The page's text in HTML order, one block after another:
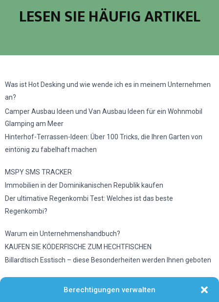
Berechtigungen verwalten
LESEN SIE HÄUFIG ARTIKEL
Was ist Hot Desking und wie wende ich es in meinem Unternehmen
an?
Camper Ausbau Ideen und Van Ausbau Ideen für ein Wohnmobil
Glamping am Meer
Hinterhof-Terrassen-Ideen: Über 100 Tricks, die Ihren Garten von
eintönig zu fabelhaft machen
MSPY SMS TRACKER
Immobilien in der Dominikanischen Republik kaufen
Der ultimative Regenkombi Test: Welches ist das beste
Regenkombi?
Warum ein Unternehmenshandbuch?
KAUFEN SIE KÖDERFISCHE ZUM HECHTFISCHEN
Billardtisch Esstisch – diese Besonderheiten werden Ihnen geboten
Vermeiden Sie diese Fehler, wenn Sie eine Mikrowelle benutzen